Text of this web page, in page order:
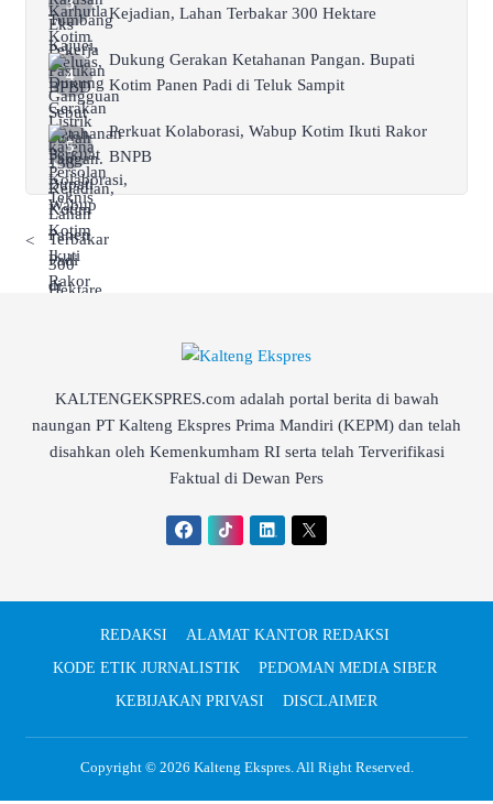
Kejadian, Lahan Terbakar 300 Hektare
Dukung Gerakan Ketahanan Pangan. Bupati
Kotim Panen Padi di Teluk Sampit
Perkuat Kolaborasi, Wabup Kotim Ikuti Rakor
BNPB
<
KALTENGEKSPRES.com adalah portal berita di bawah
naungan PT Kalteng Ekspres Prima Mandiri (KEPM) dan telah
disahkan oleh Kemenkumham RI serta telah Terverifikasi
Faktual di Dewan Pers
REDAKSI
ALAMAT KANTOR REDAKSI
KODE ETIK JURNALISTIK
PEDOMAN MEDIA SIBER
KEBIJAKAN PRIVASI
DISCLAIMER
Copyright © 2026 Kalteng Ekspres. All Right Reserved.